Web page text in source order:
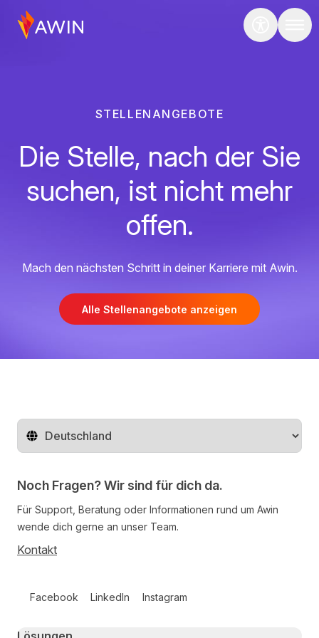
STELLENANGEBOTE
Die Stelle, nach der Sie
suchen, ist nicht mehr
offen.
Mach den nächsten Schritt in deiner Karriere mit Awin.
Alle Stellenangebote anzeigen
Region ändern
Noch Fragen? Wir sind für dich da.
Für Support, Beratung oder Informationen rund um Awin
wende dich gerne an unser Team.
Kontakt
Facebook LinkedIn Instagram
Primary footer navigation